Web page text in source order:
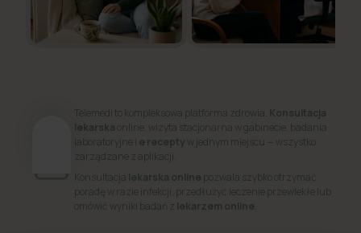
Telemedi to kompleksowa platforma zdrowia. Konsultacja
lekarskaonline, wizyta stacjonarna w gabinecie, badania
laboratoryjne i e recepty w jednym miejscu — wszystko
zarządzane z aplikacji.
Konsultacja lekarska online pozwala szybko otrzymać
poradę w razie infekcji, przedłużyć leczenie przewlekłe lub
omówić wyniki badań z lekarzem online